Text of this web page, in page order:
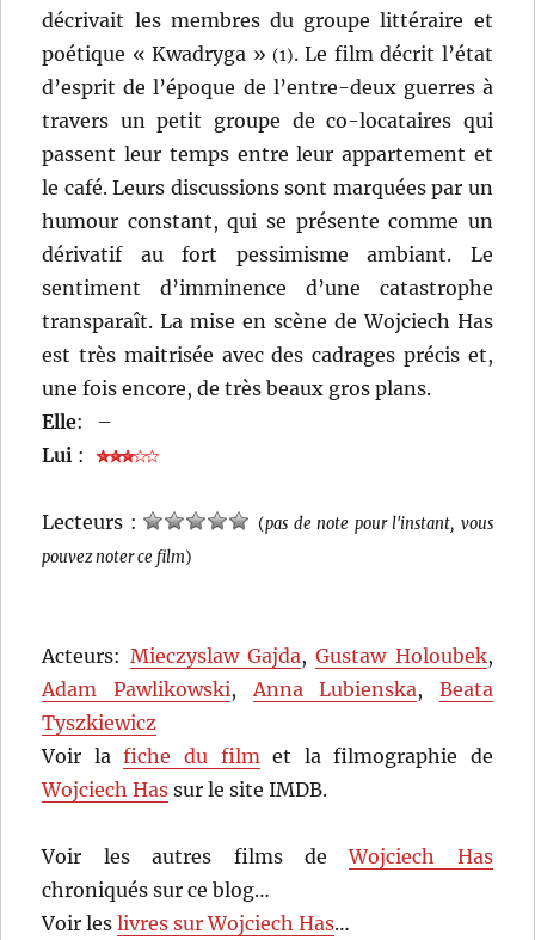
décrivait les membres du groupe littéraire et
poétique « Kwadryga » (1). Le film décrit l’état
d’esprit de l’époque de l’entre-deux guerres à
travers un petit groupe de co-locataires qui
passent leur temps entre leur appartement et
le café. Leurs discussions sont marquées par un
humour constant, qui se présente comme un
dérivatif au fort pessimisme ambiant. Le
sentiment d’imminence d’une catastrophe
transparaît. La mise en scène de Wojciech Has
est très maitrisée avec des cadrages précis et,
une fois encore, de très beaux gros plans.
Elle:
–
Lui :
Lecteurs : (pas de note pour l'instant, vous
pouvez noter ce film)
Acteurs: Mieczyslaw Gajda,Gustaw Holoubek,
Adam Pawlikowski, Anna Lubienska, Beata
Tyszkiewicz
Voir lafiche du film et la filmographie de
Wojciech Has sur le site IMDB.
Voir les autres films deWojciech Has
chroniqués sur ce blog…
Voir leslivres sur Wojciech Has…